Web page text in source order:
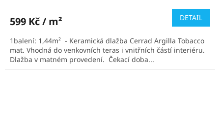
je
z
5
hvězdiček.
599 Kč / m² DETAIL
1balení: 1,44m² - Keramická dlažba Cerrad Argilla Tobacco
mat. Vhodná do venkovních teras i vnitřních částí interiéru.
Dlažba v matném provedení. Čekací doba...